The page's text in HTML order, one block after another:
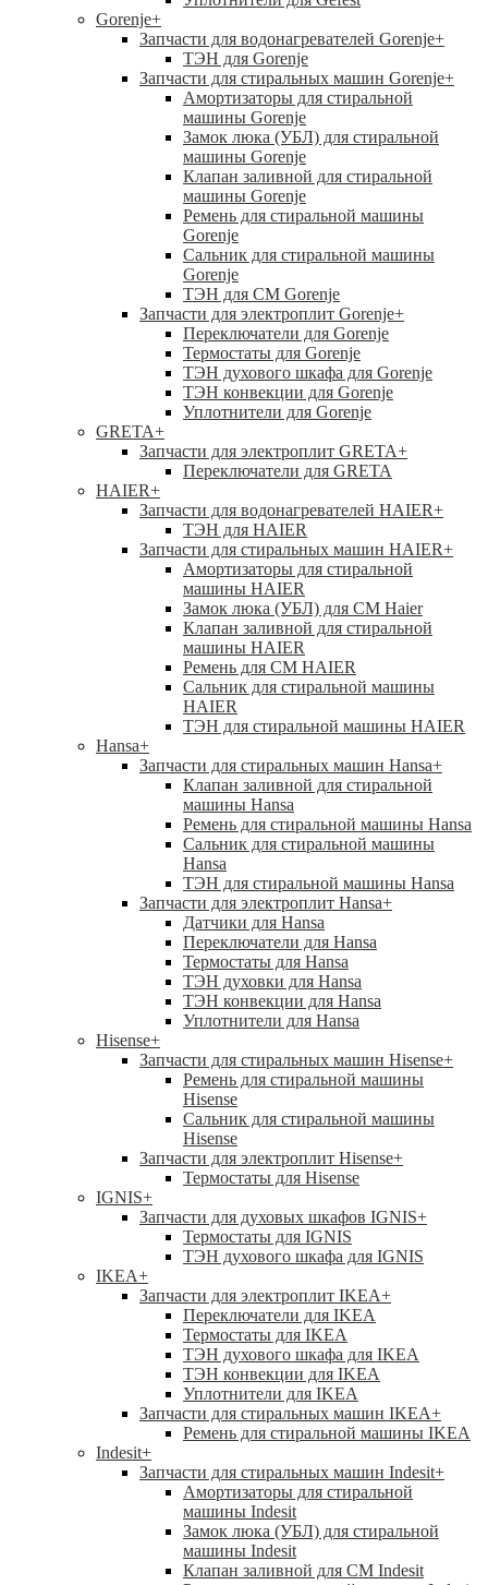
Gorenje+
Запчасти для водонагревателей Gorenje+
ТЭН для Gorenje
Запчасти для стиральных машин Gorenje+
Амортизаторы для стиральной
машины Gorenje
Замок люка (УБЛ) для стиральной
машины Gorenje
Клапан заливной для стиральной
машины Gorenje
Ремень для стиральной машины
Gorenje
Сальник для стиральной машины
Gorenje
ТЭН для СМ Gorenje
Запчасти для электроплит Gorenje+
Переключатели для Gorenje
Термостаты для Gorenje
ТЭН духового шкафа для Gorenje
ТЭН конвекции для Gorenje
Уплотнители для Gorenje
GRETA+
Запчасти для электроплит GRETA+
Переключатели для GRETA
HAIER+
Запчасти для водонагревателей HAIER+
ТЭН для HAIER
Запчасти для стиральных машин HAIER+
Амортизаторы для стиральной
машины HAIER
Замок люка (УБЛ) для СМ Haier
Клапан заливной для стиральной
машины HAIER
Ремень для СМ HAIER
Сальник для стиральной машины
HAIER
ТЭН для стиральной машины HAIER
Hansa+
Запчасти для стиральных машин Hansa+
Клапан заливной для стиральной
машины Hansa
Ремень для стиральной машины Hansa
Сальник для стиральной машины
Hansa
ТЭН для стиральной машины Hansa
Запчасти для электроплит Hansa+
Датчики для Hansa
Переключатели для Hansa
Термостаты для Hansa
ТЭН духовки для Hansa
ТЭН конвекции для Hansa
Уплотнители для Hansa
Hisense+
Запчасти для стиральных машин Hisense+
Ремень для стиральной машины
Hisense
Сальник для стиральной машины
Hisense
Запчасти для электроплит Hisense+
Термостаты для Hisense
IGNIS+
Запчасти для духовых шкафов IGNIS+
Термостаты для IGNIS
ТЭН духового шкафа для IGNIS
IKEA+
Запчасти для электроплит IKEA+
Переключатели для IKEA
Термостаты для IKEA
ТЭН духового шкафа для IKEA
ТЭН конвекции для IKEA
Уплотнители для IKEA
Запчасти для стиральных машин IKEA+
Ремень для стиральной машины IKEA
Indesit+
Запчасти для стиральных машин Indesit+
Амортизаторы для стиральной
машины Indesit
Замок люка (УБЛ) для стиральной
машины Indesit
Клапан заливной для СМ Indesit